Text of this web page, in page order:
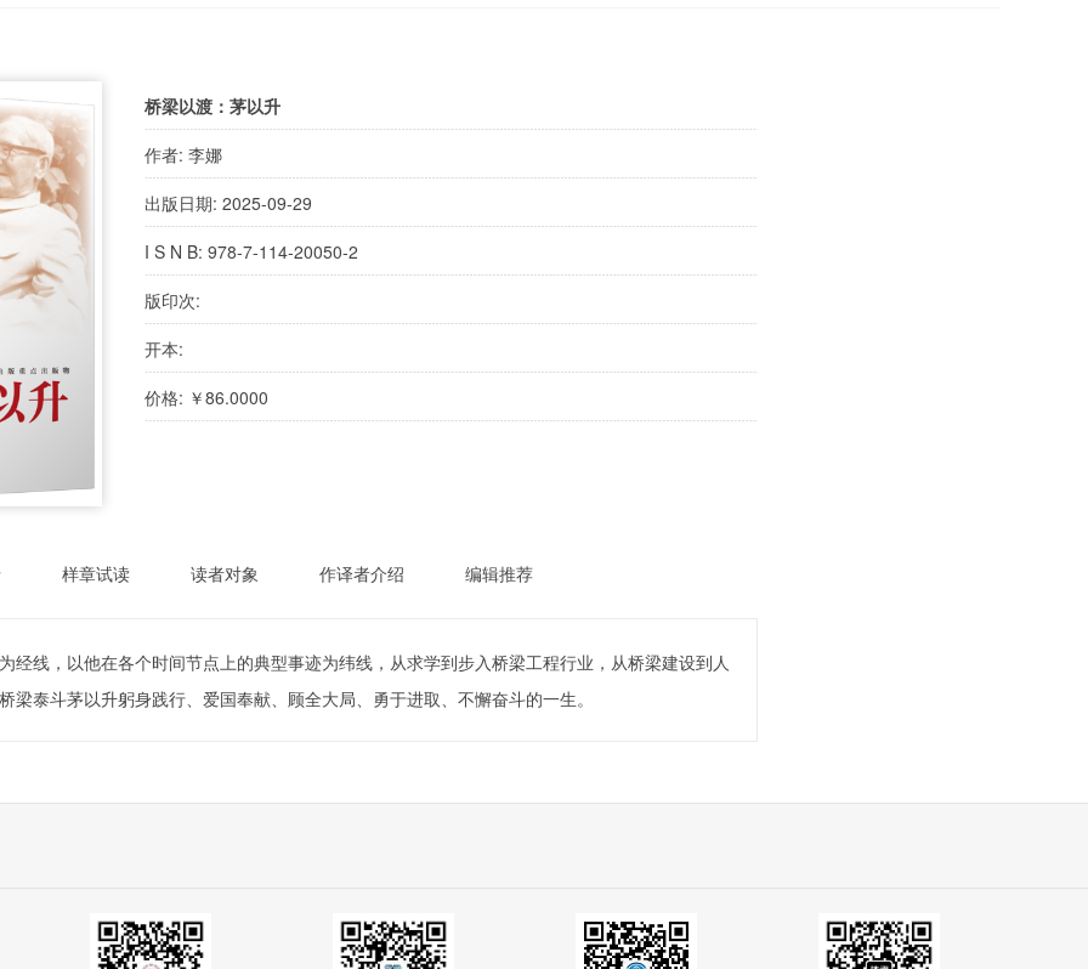
桥梁以渡：茅以升
作者: 李娜
出版日期: 2025-09-29
I S N B: 978-7-114-20050-2
版印次:
开本:
价格: ￥86.0000
样章试读 读者对象 作译者介绍 编辑推荐
经线，以他在各个时间节点上的典型事迹为纬线，从求学到步入桥梁工程行业，从桥梁建设到人
梁泰斗茅以升躬身践行、爱国奉献、顾全大局、勇于进取、不懈奋斗的一生。